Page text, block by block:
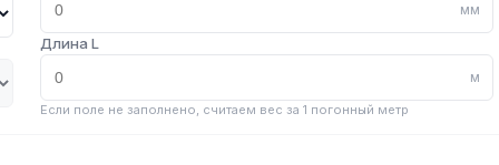
мм
Длина L
м
Если поле не заполнено, считаем вес за 1 погонный метр